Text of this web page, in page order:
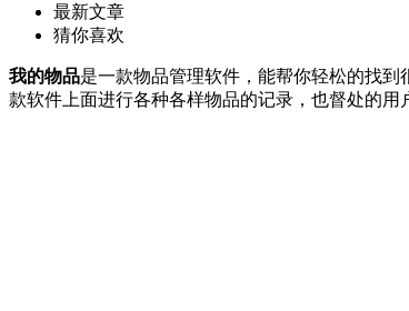
最新文章
猜你喜欢
我的物品是一款物品管理软件，能帮你轻松的找
款软件上面进行各种各样物品的记录，也督处的用